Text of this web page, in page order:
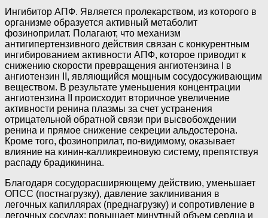
Ингибитор АПФ. Является пролекарством, из которого в
организме образуется активный метаболит
фозиноприлат. Полагают, что механизм
антигипертензивного действия связан с конкурентным
ингибированием активности АПФ, которое приводит к
снижению скорости превращения ангиотензина I в
ангиотензин II, являющийся мощным сосудосуживающим
веществом. В результате уменьшения концентрации
ангиотензина II происходит вторичное увеличение
активности ренина плазмы за счет устранения
отрицательной обратной связи при высвобождении
ренина и прямое снижение секреции альдостерона.
Кроме того, фозиноприлат, по-видимому, оказывает
влияние на кинин-калликреиновую систему, препятствуя
распаду брадикинина.
Благодаря сосудорасширяющему действию, уменьшает
ОПСС (постнагрузку), давление заклинивания в
легочных капиллярах (преднагрузку) и сопротивление в
легочных сосудах; повышает минутный объем сердца и